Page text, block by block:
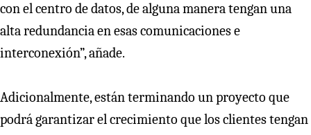
con el centro de datos, de alguna manera tengan una
alta redundancia en esas comunicaciones e
interconexión”, añade.
Adicionalmente, están terminando un proyecto que
podrá garantizar el crecimiento que los clientes tengan